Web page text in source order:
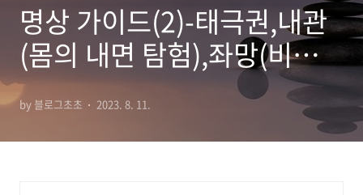
명상 가이드(2)-태극권,내관
(몸의 내면 탐험),좌망(비움)
명상 방법
by 블로그초초 2023. 8. 11.